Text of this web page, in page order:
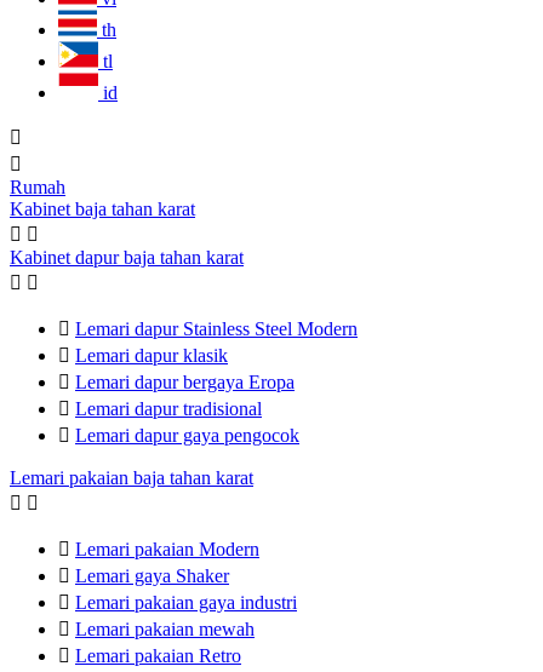
th
tl
id


Rumah
Kabinet baja tahan karat
 
Kabinet dapur baja tahan karat
 
 Lemari dapur Stainless Steel Modern
 Lemari dapur klasik
 Lemari dapur bergaya Eropa
 Lemari dapur tradisional
 Lemari dapur gaya pengocok
Lemari pakaian baja tahan karat
 
 Lemari pakaian Modern
 Lemari gaya Shaker
 Lemari pakaian gaya industri
 Lemari pakaian mewah
 Lemari pakaian Retro